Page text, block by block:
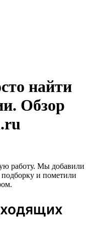
найти
Обзор
работу. Мы добавили
и пометили